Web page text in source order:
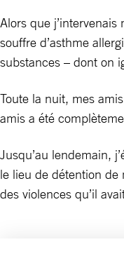
Alors que
souffre d’asthme
substances – dont on
Toute la nuit, mes
amis a été
Jusqu’au lendemain,
le lieu de détention de
des violences qu’il